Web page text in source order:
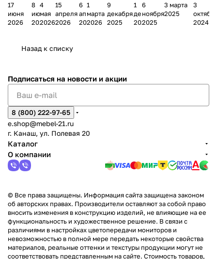
ании
Мело
17
июня
2026
д
к
2
8
июня
2026
Чеб
окс
4
мая
2026
ании
Мело
15
апреля
2026
М
А
6
апреля
2026
зина
в
1
марта
2026
о
магаз
9
декабря
2025
а
н
1
декабря
2025
ина в
г.
6
ноября
2025
ного
салона
3 марта
2025
ели
пер
3
2024
Назад к списку
Подписаться на новости и акции
8 (800) 222-97-65
e.shop@mebel-21.ru
г. Канаш, ул. Полевая 20
Каталог
О компании
© Все права защищены. Информация сайта защищена законом
об авторских правах. Производители оставляют за собой право
вносить изменения в конструкцию изделий, не влияющие на ее
функциональность и художественное решение. В связи с
различиями в настройках цветопередачи мониторов и
невозможностью в полной мере передать некоторые свойства
материалов, реальные оттенки и текстуры продукции могут не
соответствовать представленным на сайте. Стоимость товаров,